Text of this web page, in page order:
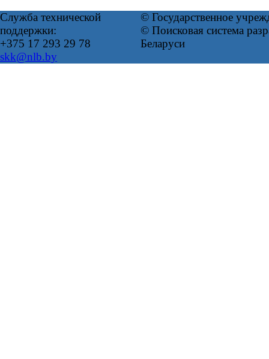
Служба технической
поддержки:
+375 17 293 29 78
skk@nlb.by
© Государственное
© Поисковая система
Беларуси